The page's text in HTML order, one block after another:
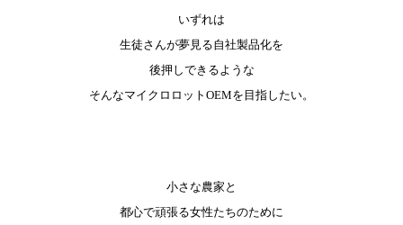
いずれは
生徒さんが夢見る自社製品化を
後押しできるような
そんなマイクロロットOEMを目指したい。
小さな農家と
都心で頑張る女性たちのために